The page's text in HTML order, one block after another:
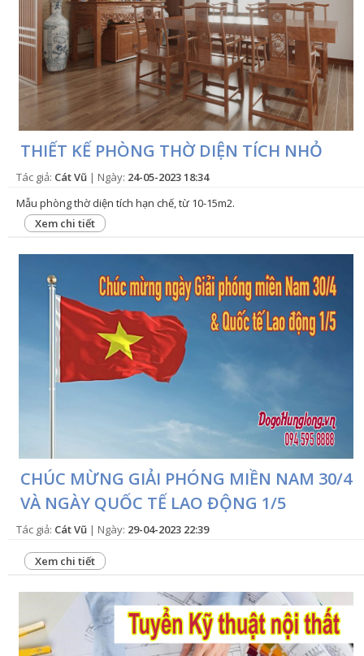
THIẾT KẾ PHÒNG THỜ DIỆN TÍCH NHỎ
Tác giả: Cát Vũ | Ngày: 24-05-2023 18:34
Mẫu phòng thờ diện tích hạn chế, từ 10-15m2.
Xem chi tiết
CHÚC MỪNG GIẢI PHÓNG MIỀN NAM 30/4
VÀ NGÀY QUỐC TẾ LAO ĐỘNG 1/5
Tác giả: Cát Vũ | Ngày: 29-04-2023 22:39
Xem chi tiết